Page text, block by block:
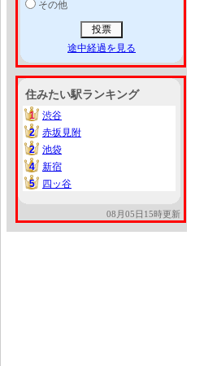
その他
途中経過を見る
住みたい駅ランキング
1
1
渋谷
2
2
赤坂見附
2
2
池袋
4
4
新宿
5
5 四ッ谷
08月05日15時更新